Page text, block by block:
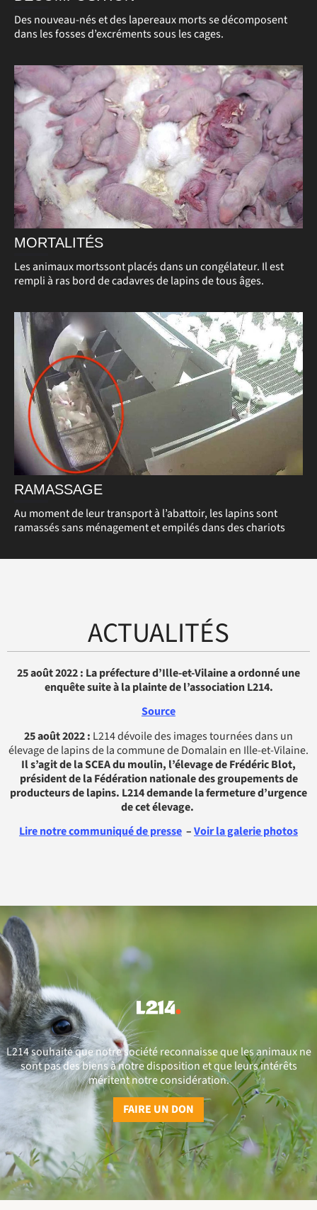
Des nouveau-nés et des lapereaux morts se décomposent
dans les fosses d’excréments sous les cages.
MORTALITÉS
Les animaux mortssont placés dans un congélateur. Il est
rempli à ras bord de cadavres de lapins de tous âges.
RAMASSAGE
Au moment de leur transport à l’abattoir, les lapins sont
ramassés sans ménagement et empilés dans des chariots
ACTUALITÉS
25 août 2022 : La préfecture d’Ille-et-Vilaine a ordonné une
enquête suite à la plainte de l’association L214.
Source
25 août 2022 : L214 dévoile des images tournées dans un
élevage de lapins de la commune de Domalain en Ille-et-Vilaine.
Il s’agit de la SCEA du moulin, l’élevage de Frédéric Blot,
président de la ​​Fédération nationale des groupements de
producteurs de lapins. L214 demande la fermeture d’urgence
de cet élevage.
Lire notre communiqué de presse –Voir la galerie photos
L214 souhaite que notre société reconnaisse que les animaux ne
sont pas des biens à notre disposition et que leurs intérêts
méritent notre considération.
FAIRE UN DON